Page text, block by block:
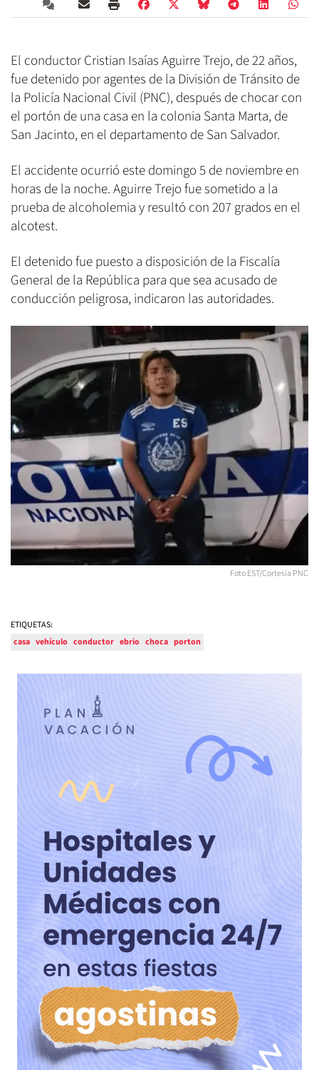
El conductor Cristian Isaías Aguirre Trejo, de 22 años,
fue detenido por agentes de la División de Tránsito de
la Policía Nacional Civil (PNC), después de chocar con
el portón de una casa en la colonia Santa Marta, de
San Jacinto, en el departamento de San Salvador.
El accidente ocurrió este domingo 5 de noviembre en
horas de la noche. Aguirre Trejo fue sometido a la
prueba de alcoholemia y resultó con 207 grados en el
alcotest.
El detenido fue puesto a disposición de la Fiscalía
General de la República para que sea acusado de
conducción peligrosa, indicaron las autoridades.
Foto EST/Cortesía PNC
ETIQUETAS:
casa vehículo conductor ebrio choca porton